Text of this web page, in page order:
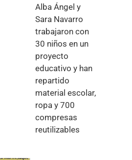
Alba Ángel y
Sara Navarro
trabajaron con
30 niños en un
proyecto
educativo y han
repartido
material escolar,
ropa y 700
compresas
reutilizables